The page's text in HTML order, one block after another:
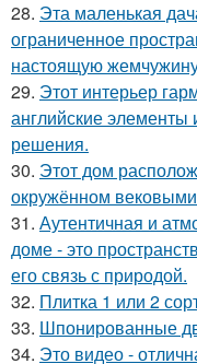
28. Эта маленькая
ограниченное
настоящую
29. Этот интерьер
английские
решения.
30. Этот дом
окружённом
31. Аутентичная и
доме - это
его связь с природой.
32. Плитка 1 или 2
33. Шпонированные
34. Это видео -